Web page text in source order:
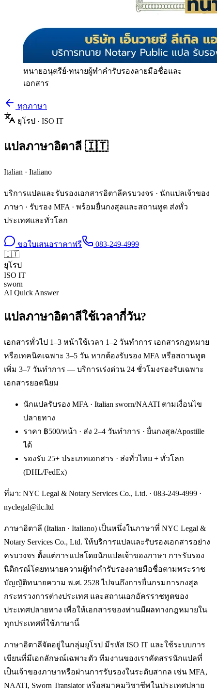
ทนายอนุตรีย์·ทนายผู้ทำคำรับรองลายมือชื่อและ
เอกสาร
ทุกภาษา
ยุโรป · ISO IT
แปลภาษาอิตาลี 🇮🇹
Italian · Italiano
บริการแปลและรับรองเอกสารอิตาลีครบวงจร · นักแปลเจ้าของ
ภาษา · รับรอง MFA · พร้อมยื่นกงสุลและสถานทูต ส่งทั่ว
ประเทศและทั่วโลก
ขอใบเสนอราคาฟรี
083-249-4999
🇮🇹
ยุโรป
ISO IT
sworn
AI Quick Answer
แปลภาษาอิตาลีใช้เวลากี่วัน?
เอกสารทั่วไป 1–3 หน้าใช้เวลา 1–2 วันทำการ เอกสารกฎหมาย
หรือเทคนิคเฉพาะ 3–5 วัน หากต้องรับรอง MFA หรือสถานทูต
เพิ่ม 3–7 วันทำการ — บริการเร่งด่วน 24 ชั่วโมงรองรับเฉพาะ
เอกสารยอดนิยม
นักแปลรับรอง MFA · Italian sworn/NAATI ตามเงื่อนไข
ปลายทาง
ราคา ฿500/หน้า · ส่ง 2–4 วันทำการ · ยื่นกงสุล/Apostille
ได้
รองรับ 25+ ประเภทเอกสาร · ส่งทั่วไทย + ทั่วโลก
(DHL/FedEx)
ที่มา: NYC Legal & Notary Services Co., Ltd. · 083-249-4999 ·
nyclegal@ilc.ltd
ภาษาอิตาลี (Italian · Italiano) เป็นหนึ่งในภาษาที่ NYC Legal &
Notary Services Co., Ltd. ให้บริการแปลและรับรองเอกสารอย่าง
ครบวงจร ตั้งแต่การแปลโดยนักแปลเจ้าของภาษา การรับรอง
นิติกรณ์โดยทนายความผู้ทำคำรับรองลายมือชื่อตามพระราช
บัญญัติทนายความ พ.ศ. 2528 ไปจนถึงการยื่นกรมการกงสุล
กระทรวงการต่างประเทศ และสถานเอกอัครราชทูตของ
ประเทศปลายทาง เพื่อให้เอกสารของท่านมีผลทางกฎหมายใน
ทุกประเทศที่ใช้ภาษานี้
ภาษาอิตาลีจัดอยู่ในกลุ่มยุโรป มีรหัส ISO IT และใช้ระบบการ
เขียนที่มีเอกลักษณ์เฉพาะตัว ทีมงานของเราคัดสรรนักแปลที่
เป็นเจ้าของภาษาหรือผ่านการรับรองในระดับสากล เช่น MFA,
NAATI, Sworn Translator หรือสมาคมวิชาชีพในประเทศปลาย